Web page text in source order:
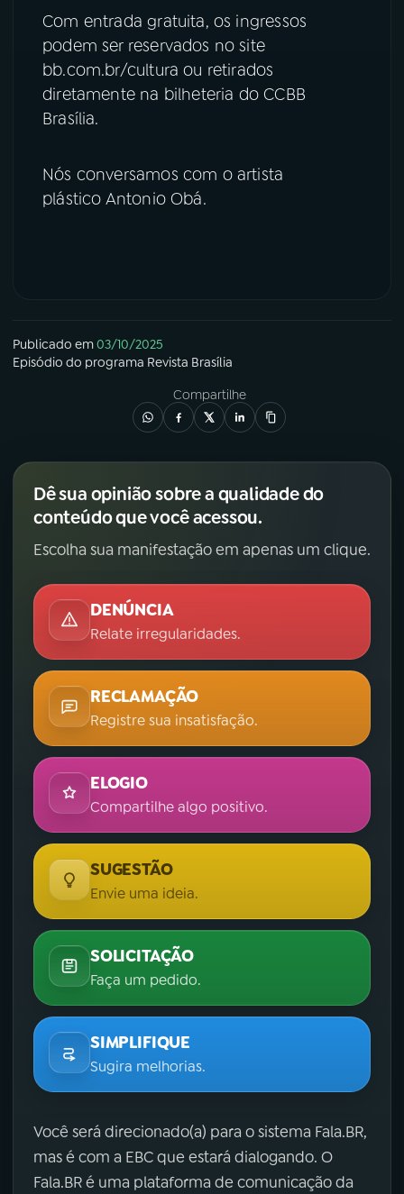
Com entrada gratuita, os ingressos
podem ser reservados no site
bb.com.br/cultura ou retirados
diretamente na bilheteria do CCBB
Brasília.
Nós conversamos com o artista
plástico Antonio Obá.
Publicado em03/10/2025
Episódio do programa Revista Brasília
Compartilhe
Dê sua opinião sobre a qualidade do
conteúdo que você acessou.
Escolha sua manifestação em apenas um clique.
DENÚNCIA
Relate irregularidades.
RECLAMAÇÃO
Registre sua insatisfação.
ELOGIO
Compartilhe algo positivo.
SUGESTÃO
Envie uma ideia.
SOLICITAÇÃO
Faça um pedido.
SIMPLIFIQUE
Sugira melhorias.
Você será direcionado(a) para o sistema Fala.BR,
mas é com a EBC que estará dialogando. O
Fala.BR é uma plataforma de comunicação da